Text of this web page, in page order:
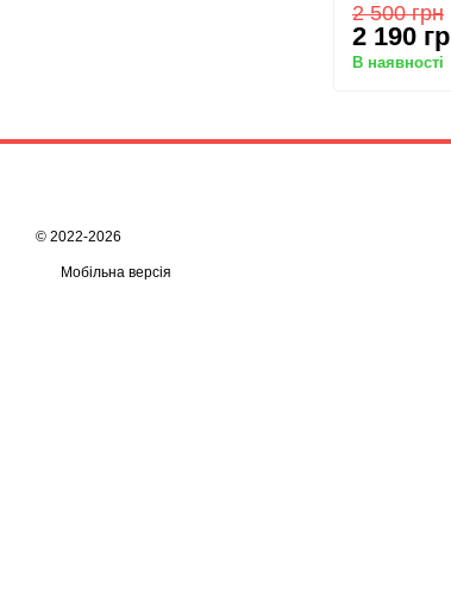
2 500 грн
2 190
В наявності
© 2022-2026
Мобільна версія